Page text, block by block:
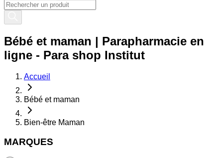
Bébé et maman | Parapharmacie en
ligne - Para shop Institut
Accueil
Bébé et maman
Bien-être Maman
MARQUES